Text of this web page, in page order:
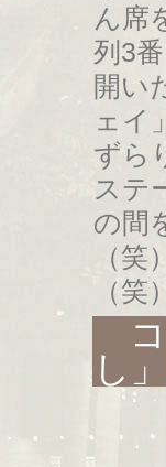
ん席
列3
開い
ェイ
ずら
ステ
の間
（
（
コ
し